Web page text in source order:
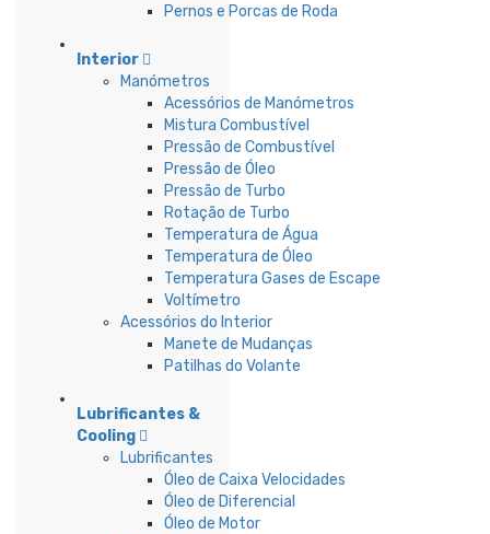
Pernos e Porcas de Roda
Interior
Manómetros
Acessórios de Manómetros
Mistura Combustível
Pressão de Combustível
Pressão de Óleo
Pressão de Turbo
Rotação de Turbo
Temperatura de Água
Temperatura de Óleo
Temperatura Gases de Escape
Voltímetro
Acessórios do Interior
Manete de Mudanças
Patilhas do Volante
Lubrificantes &
Cooling
Lubrificantes
Óleo de Caixa Velocidades
Óleo de Diferencial
Óleo de Motor